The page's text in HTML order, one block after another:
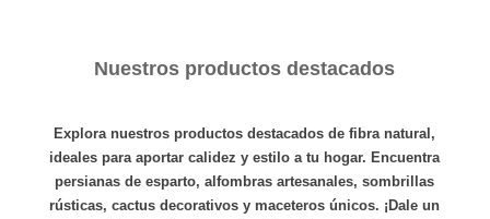
Nuestros productos destacados
Explora nuestros productos destacados de fibra natural,
ideales para aportar calidez y estilo a tu hogar. Encuentra
persianas de esparto,alfombras artesanales,sombrillas
rústicas,cactus decorativos y maceteros únicos. ¡Dale un